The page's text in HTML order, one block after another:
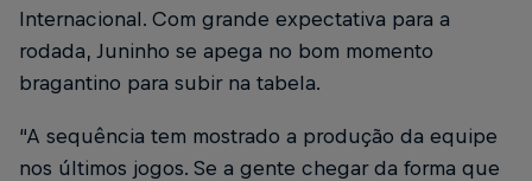
Internacional. Com grande expectativa para a
rodada, Juninho se apega no bom momento
bragantino para subir na tabela.
“A sequência tem mostrado a produção da equipe
nos últimos jogos. Se a gente chegar da forma que